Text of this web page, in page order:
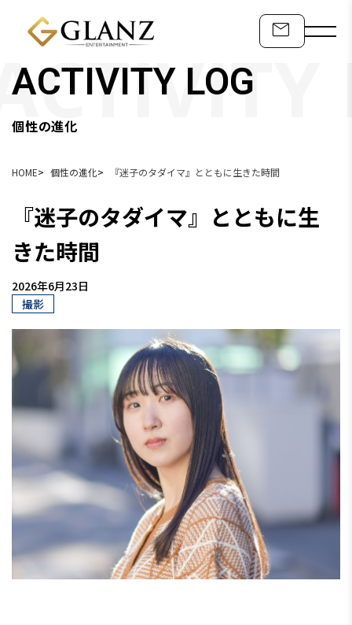
ACTIVITY LOG
個性の進化
HOME 個性の進化 『迷子のタダイマ』とともに生きた時間
『迷子のタダイマ』とともに生
きた時間
2026年6月23日
撮影